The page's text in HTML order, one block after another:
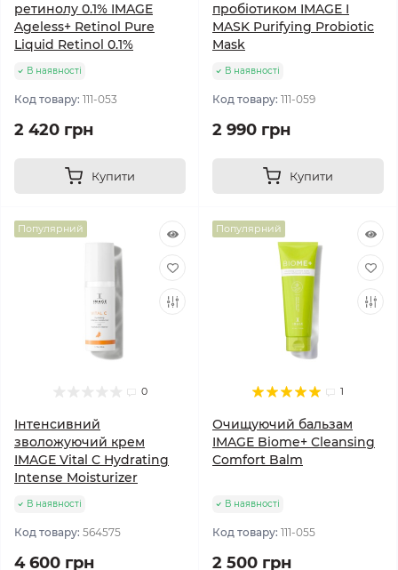
ретинолу 0.1% IMAGE
Ageless+ Retinol Pure
Liquid Retinol 0.1%
В наявності
Код товару: 111-053
2 420 грн
Купити
пробіотиком IMAGE I
MASK Purifying Probiotic
Mask
В наявності
Код товару: 111-059
2 990 грн
Купити
Популярний
0
Інтенсивний
зволожуючий крем
IMAGE Vital C Hydrating
Intense Moisturizer
В наявності
Код товару: 564575
4 600 грн
Популярний
1
Очищуючий бальзам
IMAGE Biome+ Cleansing
Comfort Balm
В наявності
Код товару: 111-055
2 500 грн